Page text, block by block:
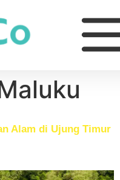
Alam di Ujung Timur